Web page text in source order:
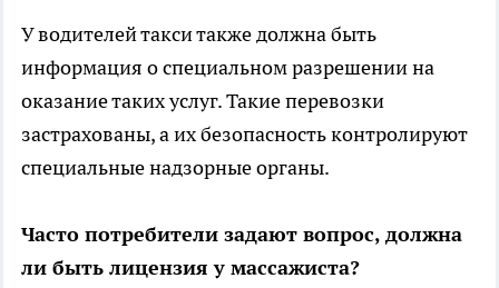
У водителей такси также должна быть
информация о специальном разрешении на
оказание таких услуг. Такие перевозки
застрахованы, а их безопасность контролируют
специальные надзорные органы.
Часто потребители задают вопрос, должна
ли быть лицензия у массажиста?